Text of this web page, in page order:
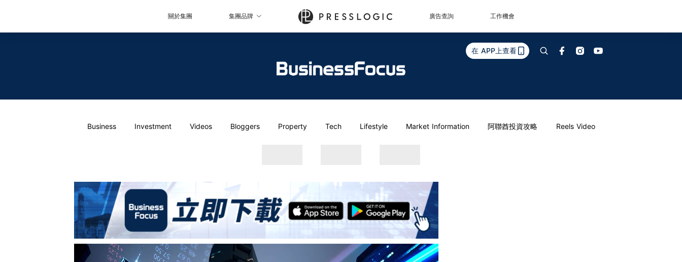
關於集團 集團品牌 廣告查詢 工作機會
在 APP上查看
Business Investment Videos Bloggers Property Tech Lifestyle Market Information 阿聯酋投資攻略 Reels Video